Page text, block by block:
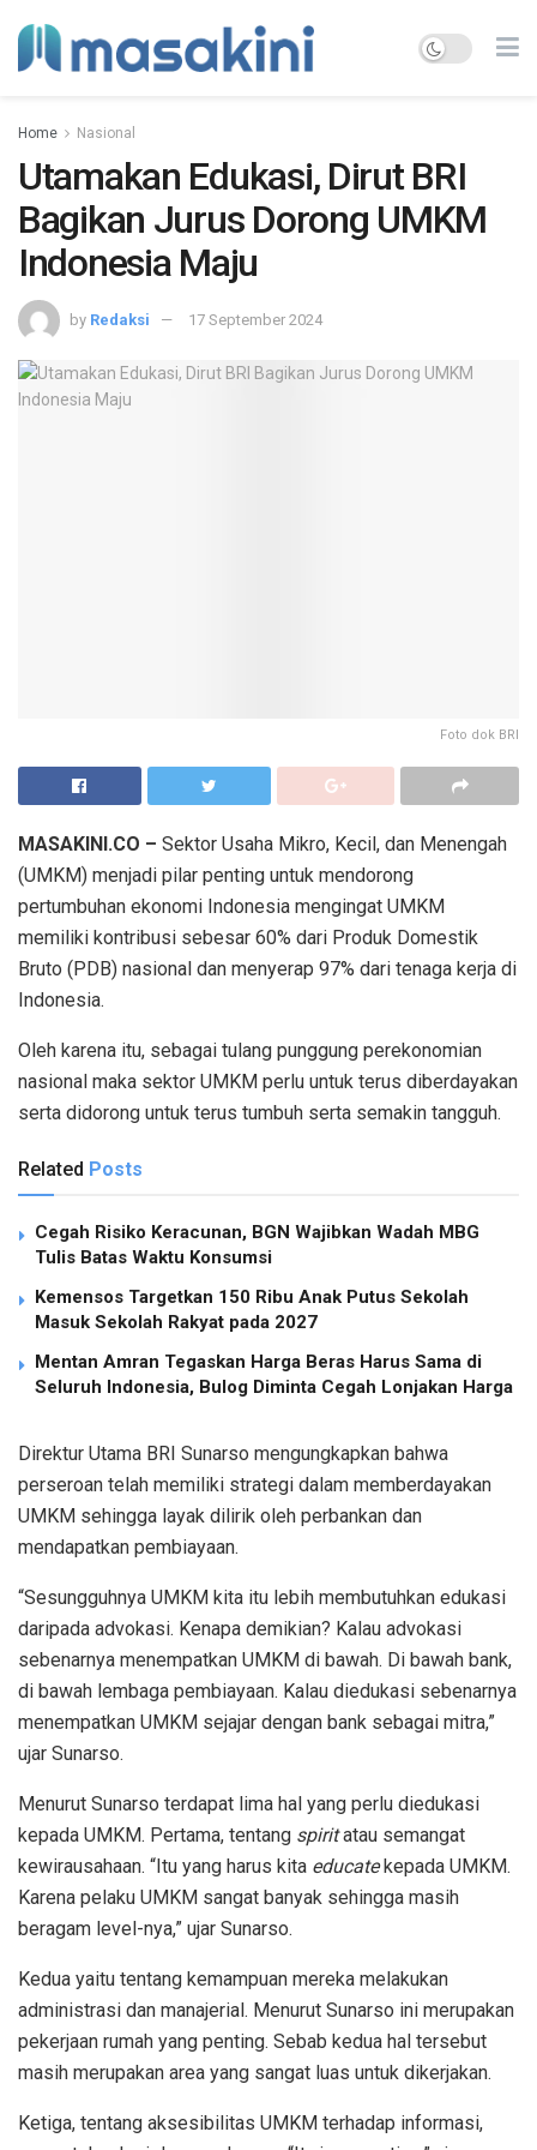
Home Nasional
Utamakan Edukasi, Dirut BRI
Bagikan Jurus Dorong UMKM
Indonesia Maju
by Redaksi 17 September 2024
Foto dok BRI
MASAKINI.CO – Sektor Usaha Mikro, Kecil, dan Menengah
(UMKM) menjadi pilar penting untuk mendorong
pertumbuhan ekonomi Indonesia mengingat UMKM
memiliki kontribusi sebesar 60% dari Produk Domestik
Bruto (PDB) nasional dan menyerap 97% dari tenaga kerja di
Indonesia.
Oleh karena itu, sebagai tulang punggung perekonomian
nasional maka sektor UMKM perlu untuk terus diberdayakan
serta didorong untuk terus tumbuh serta semakin tangguh.
Related Posts
Cegah Risiko Keracunan, BGN Wajibkan Wadah MBG
Tulis Batas Waktu Konsumsi
Kemensos Targetkan 150 Ribu Anak Putus Sekolah
Masuk Sekolah Rakyat pada 2027
Mentan Amran Tegaskan Harga Beras Harus Sama di
Seluruh Indonesia, Bulog Diminta Cegah Lonjakan Harga
Direktur Utama BRI Sunarso mengungkapkan bahwa
perseroan telah memiliki strategi dalam memberdayakan
UMKM sehingga layak dilirik oleh perbankan dan
mendapatkan pembiayaan.
“Sesungguhnya UMKM kita itu lebih membutuhkan edukasi
daripada advokasi. Kenapa demikian? Kalau advokasi
sebenarnya menempatkan UMKM di bawah. Di bawah bank,
di bawah lembaga pembiayaan. Kalau diedukasi sebenarnya
menempatkan UMKM sejajar dengan bank sebagai mitra,”
ujar Sunarso.
Menurut Sunarso terdapat lima hal yang perlu diedukasi
kepada UMKM. Pertama, tentang spiritatau semangat
kewirausahaan. “Itu yang harus kita educatekepada UMKM.
Karena pelaku UMKM sangat banyak sehingga masih
beragam level-nya,” ujar Sunarso.
Kedua yaitu tentang kemampuan mereka melakukan
administrasi dan manajerial. Menurut Sunarso ini merupakan
pekerjaan rumah yang penting. Sebab kedua hal tersebut
masih merupakan area yang sangat luas untuk dikerjakan.
Ketiga, tentang aksesibilitas UMKM terhadap informasi,